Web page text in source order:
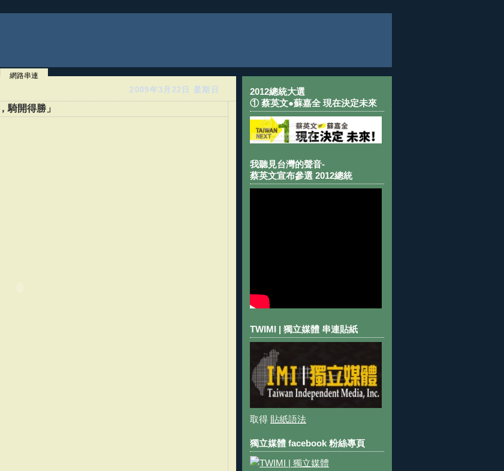
網路串連
2009年3月22日 星期日
騎開得勝」
2012總統大選
① 蔡英文●蘇嘉全 現在決定未來
我聽見台灣的聲音-
蔡英文宣布參選 2012總統
TWIMI | 獨立媒體 串連貼紙
取得 貼紙語法
獨立媒體 facebook 粉絲專頁